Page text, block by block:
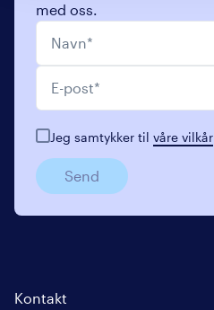
Kontakt
med oss.
Jeg samtykker tilvåre vilkår
Send